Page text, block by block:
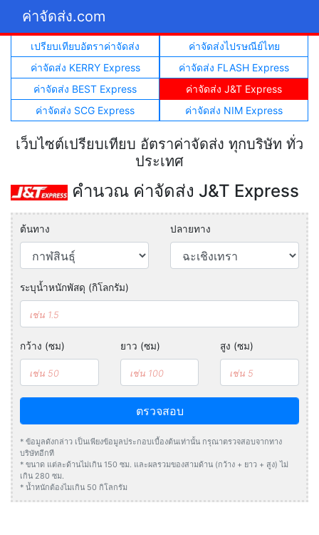
ค่าจัดส่ง.com
เปรียบเทียบอัตราค่าจัดส่ง
ค่าจัดส่งไปรษณีย์ไทย
ค่าจัดส่ง KERRY Express
ค่าจัดส่ง FLASH Express
ค่าจัดส่ง BEST Express
ค่าจัดส่ง J&T Express
ค่าจัดส่ง SCG Express
ค่าจัดส่ง NIM Express
เว็บไซต์เปรียบเทียบ อัตราค่าจัดส่ง ทุกบริษัท ทั่ว
ประเทศ
คำนวณ ค่าจัดส่ง J&T Express
ต้นทาง ปลายทาง
ระบุน้ำหนักพัสดุ (กิโลกรัม)
กว้าง (ซม) ยาว (ซม) สูง (ซม)
ตรวจสอบ
* ข้อมูลดังกล่าว เป็นเพียงข้อมูลประกอบเบื้องต้นเท่านั้น กรุณาตรวจสอบจากทาง
บริษัทอีกที
* ขนาด แต่ละด้านไม่เกิน 150 ซม. และผลรวมของสามด้าน (กว้าง + ยาว + สูง) ไม่
เกิน 280 ซม.
* น้ำหนักต้องไมเกิน 50 กิโลกรัม